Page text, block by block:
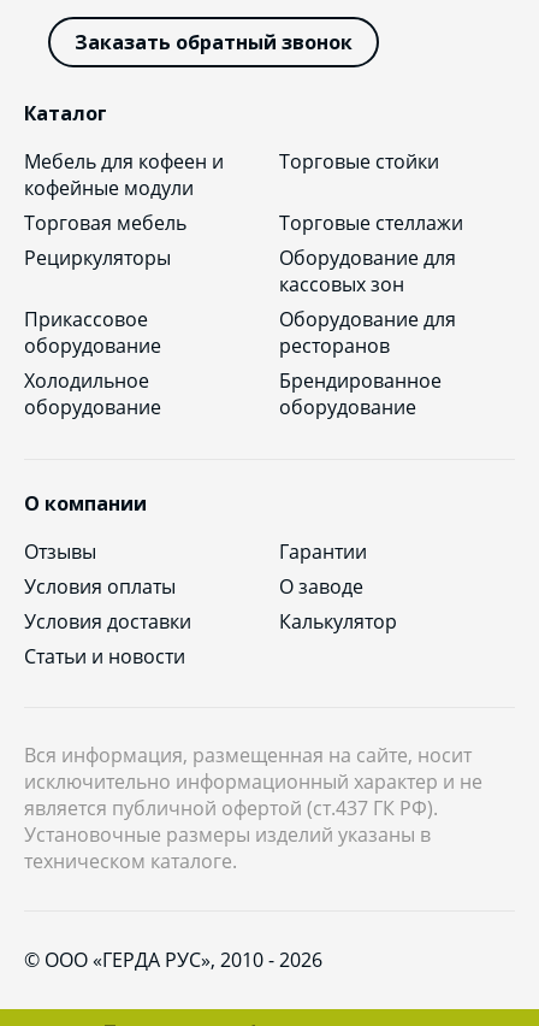
Каталог
Мебель для кофеен и
кофейные модули
Торговые стойки
Торговая мебель
Торговые стеллажи
Рециркуляторы
Оборудование для
кассовых зон
Прикассовое
оборудование
Оборудование для
ресторанов
Холодильное
оборудование
Брендированное
оборудование
О компании
Отзывы
Гарантии
Условия оплаты
О заводе
Условия доставки
Калькулятор
Статьи и новости
Вся информация, размещенная на сайте, носит
исключительно информационный характер и не
является публичной офертой (ст.437 ГК РФ).
Установочные размеры изделий указаны в
техническом каталоге.
Заказать обратный звонок
© ООО «ГЕРДА РУС», 2010 - 2026